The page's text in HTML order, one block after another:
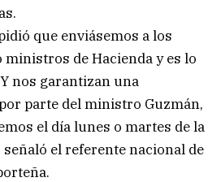
que enviásemos a los
de Hacienda y es lo
nos garantizan una
parte del ministro Guzmán,
el día lunes o martes de la
señaló el referente nacional de